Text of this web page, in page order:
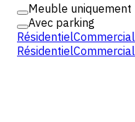
Meuble uniquement
Avec parking
RésidentielCommercial
RésidentielCommercial